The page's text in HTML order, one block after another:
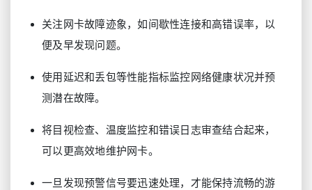
关注网卡故障迹象，如间歇性连接和高错误率，以
便及早发现问题。
使用延迟和丢包等性能指标监控网络健康状况并预
测潜在故障。
将目视检查、温度监控和错误日志审查结合起来，
可以更高效地维护网卡。
一旦发现预警信号要迅速处理，才能保持流畅的游